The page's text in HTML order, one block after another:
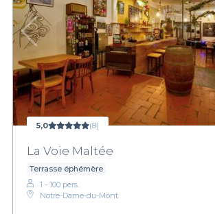
5,0 (8)
La Voie Maltée
Terrasse éphémère
1 - 100 pers.
Notre-Dame-du-Mont